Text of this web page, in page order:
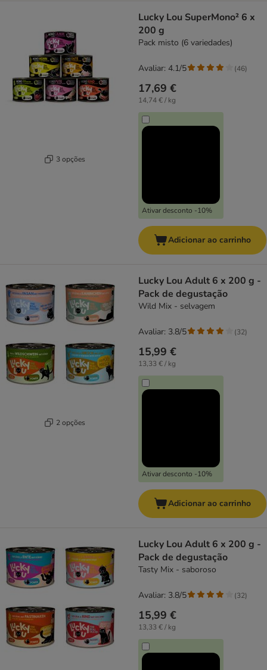
3 opções
Lucky Lou SuperMono² 6 x
200 g
Pack misto (6 variedades)
17,69 €
14,74 € / kg
Ativar desconto -10%
Avaliar: 4.1/5 (46)
Adicionar ao carrinho
2 opções
Lucky Lou Adult 6 x 200 g -
Pack de degustação
Wild Mix - selvagem
15,99 €
13,33 € / kg
Ativar desconto -10%
Avaliar: 3.8/5 (32)
Adicionar ao carrinho
Lucky Lou Adult 6 x 200 g -
Pack de degustação
Tasty Mix - saboroso
15,99 €
13,33 € / kg
Avaliar: 3.8/5 (32)